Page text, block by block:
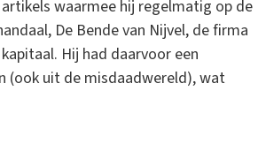
waarmee hij regelmatig op de
De Bende van Nijvel, de firma
Hij had daarvoor een
(ook uit de misdaadwereld), wat